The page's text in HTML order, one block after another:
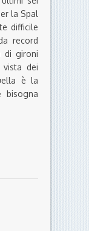
la Spal
difficile
record
di gironi
vista dei
è la
bisogna